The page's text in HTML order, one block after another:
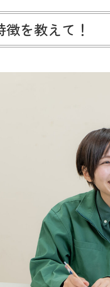
を教えて！